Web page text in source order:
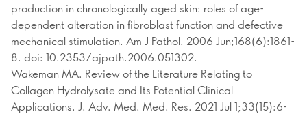
production in chronologically aged skin: roles of age-
dependent alteration in fibroblast function and defective
mechanical stimulation. Am J Pathol. 2006 Jun;168(6):1861-
8. doi: 10.2353/ajpath.2006.051302.
Wakeman MA. Review of the Literature Relating to
Collagen Hydrolysate and Its Potential Clinical
Applications. J. Adv. Med. Med. Res. 2021 Jul 1;33(15):6-